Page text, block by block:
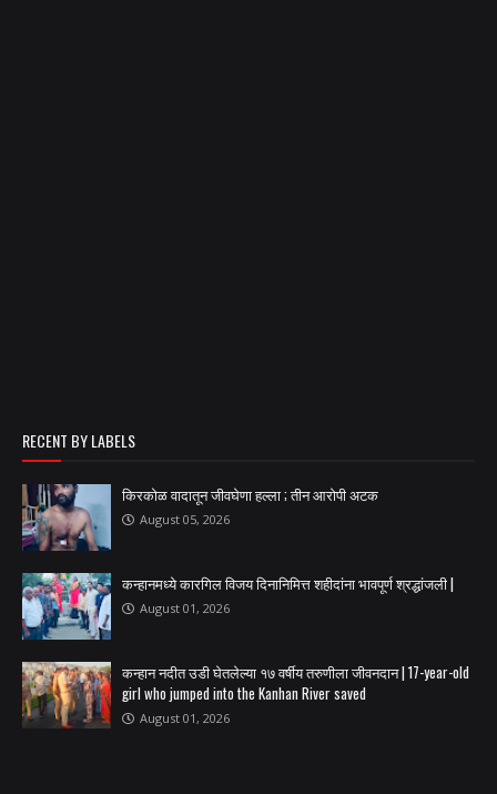
RECENT BY LABELS
किरकोळ वादातून जीवघेणा हल्ला ; तीन आरोपी अटक
August 05, 2026
कन्हानमध्ये कारगिल विजय दिनानिमित्त शहीदांना भावपूर्ण श्रद्धांजली |
August 01, 2026
कन्हान नदीत उडी घेतलेल्या १७ वर्षीय तरुणीला जीवनदान | 17-year-old
girl who jumped into the Kanhan River saved
August 01, 2026